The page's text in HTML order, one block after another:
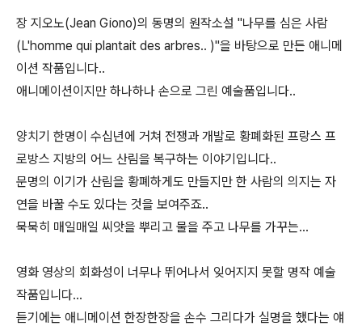
장 지오노(Jean Giono)의 동명의 원작소설 "나무를 심은 사람
(L'homme qui plantait des arbres.. )"을 바탕으로 만든 애니메
이션 작품입니다..
애니메이션이지만 하나하나 손으로 그린 예술품입니다..
양치기 한명이 수십년에 거쳐 전쟁과 개발로 황폐화된 프랑스 프
로방스 지방의 어느 산림을 복구하는 이야기입니다..
문명의 이기가 산림을 황폐하게도 만들지만 한 사람의 의지는 자
연을 바꿀 수도 있다는 것을 보여주죠..
묵묵히 매일매일 씨앗을 뿌리고 물을 주고 나무를 가꾸는...
영화 영상의 회화성이 너무나 뛰어나서 잊어지지 못할 명작 예술
작품입니다...
듣기에는 애니메이션 한장한장을 손수 그리다가 실명을 했다는 얘